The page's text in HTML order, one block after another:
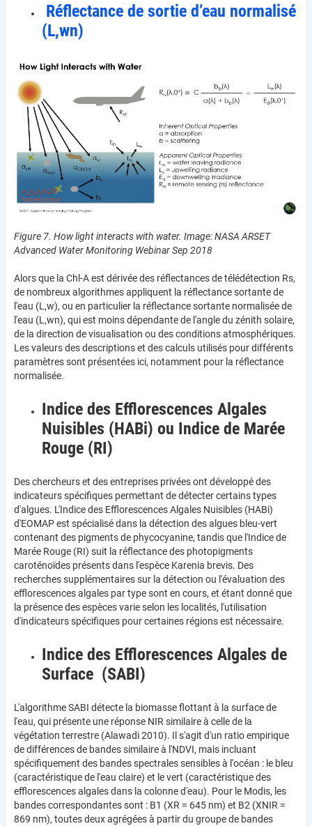
Réflectance de sortie d’eau normalisé
(L,wn)
Figure 7. How light interacts with water. Image: NASA ARSET
Advanced Water Monitoring Webinar Sep 2018
Alors que la Chl-A est dérivée des réflectances de télédétection Rs,
de nombreux algorithmes appliquent la réflectance sortante de
l'eau (L,w), ou en particulier la réflectance sortante normalisée de
l'eau (L,wn), qui est moins dépendante de l'angle du zénith solaire,
de la direction de visualisation ou des conditions atmosphériques.
Les valeurs des descriptions et des calculs utilisés pour différents
paramètres sont présentées ici, notamment pour la réflectance
normalisée.
Indice des Efflorescences Algales
Nuisibles (HABi) ou Indice de Marée
Rouge (RI)
Des chercheurs et des entreprises privées ont développé des
indicateurs spécifiques permettant de détecter certains types
d'algues. L'Indice des Efflorescences Algales Nuisibles (HABi)
d'EOMAP est spécialisé dans la détection des algues bleu-vert
contenant des pigments de phycocyanine, tandis que l'Indice de
Marée Rouge (RI) suit la réflectance des photopigments
caroténoïdes présents dans l'espèce Karenia brevis. Des
recherches supplémentaires sur la détection ou l'évaluation des
efflorescences algales par type sont en cours, et étant donné que
la présence des espèces varie selon les localités, l'utilisation
d'indicateurs spécifiques pour certaines régions est nécessaire.
Indice des Efflorescences Algales de
Surface (SABI)
L'algorithme SABI détecte la biomasse flottant à la surface de
l'eau, qui présente une réponse NIR similaire à celle de la
végétation terrestre (Alawadi 2010). Il s'agit d'un ratio empirique
de différences de bandes similaire à l'NDVI, mais incluant
spécifiquement des bandes spectrales sensibles à l'océan : le bleu
(caractéristique de l'eau claire) et le vert (caractéristique des
efflorescences algales dans la colonne d'eau). Pour le Modis, les
bandes correspondantes sont : B1 (XR = 645 nm) et B2 (XNIR =
869 nm), toutes deux agrégées à partir du groupe de bandes